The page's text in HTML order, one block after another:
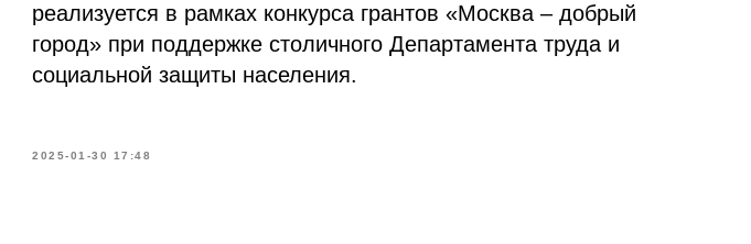
реализуется в рамках конкурса грантов «Москва – добрый
город» при поддержке столичного Департамента труда и
социальной защиты населения.
2025-01-30 17:48